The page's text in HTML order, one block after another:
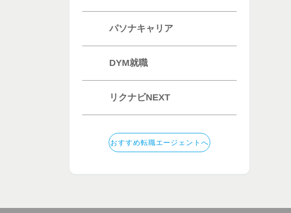
パソナキャリア
DYM就職
リクナビNEXT
おすすめ転職エージェントへ